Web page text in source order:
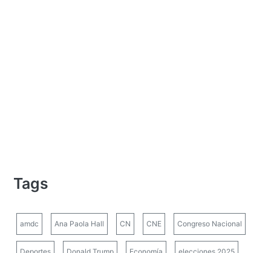
Tags
amdc Ana Paola Hall CN CNE Congreso Nacional